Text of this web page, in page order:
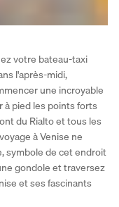
votre bateau-taxi
l'après-midi,
une incroyable
à pied les points forts
du Rialto et tous les
à Venise ne
symbole de cet endroit
gondole et traversez
et ses fascinants